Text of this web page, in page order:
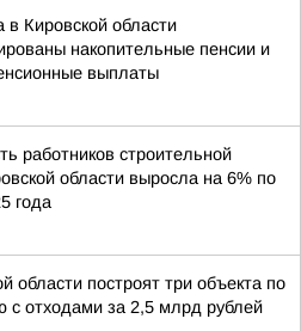
в Кировской области
накопительные пенсии и
выплаты
работников строительной
области выросла на 6% по
года
области построят три объекта по
с отходами за 2,5 млрд рублей